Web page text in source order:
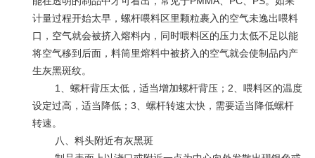
计量过程开始太早，螺杆喂料区里颗粒裹入的空气未逸出喂料
口，空气就会被挤入熔料内，同时喂料区的压力太低不足以能
将空气移到后面，料筒里熔料中被挤入的空气就会使制品内产
生灰黑斑纹。
1、螺杆背压太低，适当增加螺杆背压； 2 、喂料区的温度
设定过高，适当降低； 3 、螺杆转速太快，需要适当降低螺杆
转速。
八、料头附近有灰黑斑